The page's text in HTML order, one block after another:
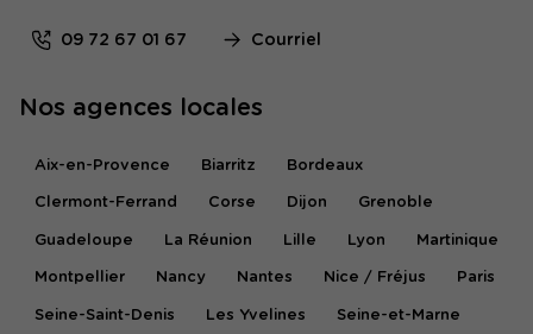
09 72 67 01 67 Courriel
Nos agences locales
Aix-en-Provence Biarritz Bordeaux
Clermont-Ferrand Corse Dijon Grenoble
Guadeloupe La Réunion Lille Lyon Martinique
Montpellier Nancy Nantes Nice / Fréjus Paris
Seine-Saint-Denis Les Yvelines Seine-et-Marne